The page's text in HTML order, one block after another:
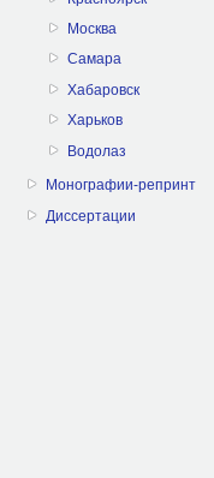
Москва
Самара
Хабаровск
Харьков
Водолаз
Монографии-репринт
Диссертации